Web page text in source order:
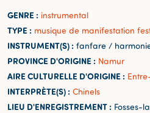
GENRE : instrumental
TYPE : musique de manifestation
INSTRUMENT(S) : fanfare /
PROVINCE D'ORIGINE : Namur
AIRE CULTURELLE D'ORIGINE :
INTERPRÈTE(S) : Chinels
LIEU D'ENREGISTREMENT : Fosses-